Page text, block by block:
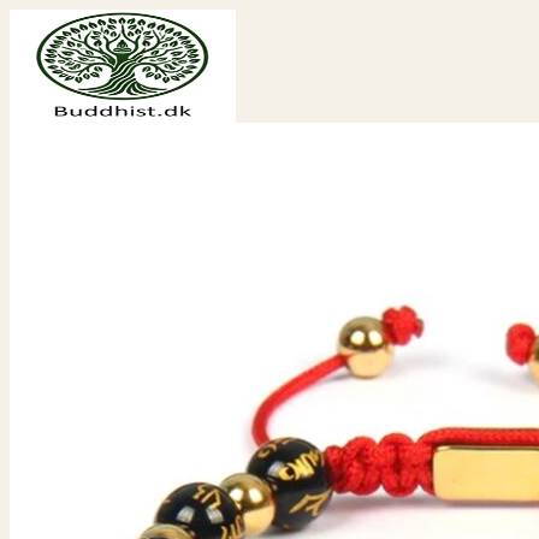
Fortsæt
indhold
Buddha statuer og figurer
Engle
Englekort